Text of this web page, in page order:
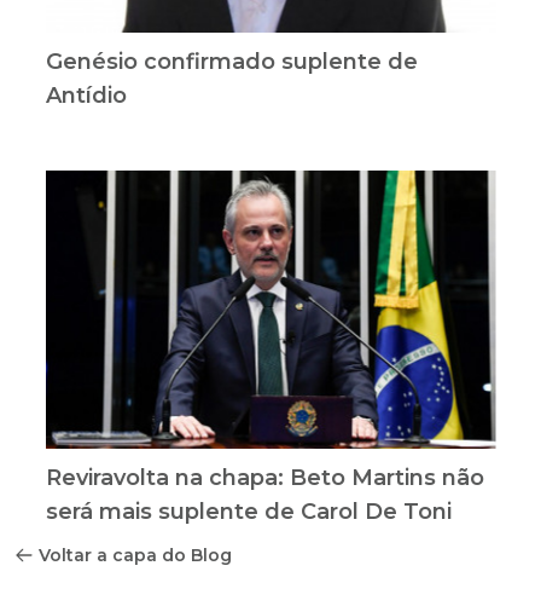
Genésio confirmado suplente de
Antídio
Reviravolta na chapa: Beto Martins não
será mais suplente de Carol De Toni
Voltar a capa do Blog